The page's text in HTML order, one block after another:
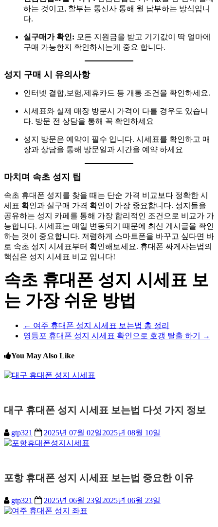
하는 것이고, 할부는 통신사 통해 월 납부하는 방식입니
다.
실구매가 확인: 모든 지원금을 받고 기기값이 딱 얼마에
구매 가능한지 확인하시는게 중요 합니다.
성지 구매 시 유의사항
인터넷 결합,보험,제휴카드 등 개통 조건을 확인하세요.
시세표와 실제 매장 방문시 가격이 다를 경우도 있습니
다. 방문 전 상담을 통해 꼭 확인하세요
성지 방문은 예약이 필수 입니다. 시세표를 확인하고 매
장과 상담을 통해 방문일과 시간을 예약 하세요
마치며 속초 성지 팁
속초 휴대폰 성지를 찾을 때는 단순 가격 비교보다 정확한 시
세표 확인과 실구매 가격 확인이 가장 중요합니다. 성지들을
공유하는 성지 카페를 통해 가장 합리적인 조건으로 비교가 가
능합니다. 시세표는 매일 변동되기 때문에 최신 게시글을 확인
하는 것이 중요합니다. 저렴하게 스마트폰을 바꾸고 싶다면 바
로 속초 성지 시세표부터 확인해보세요. 휴대폰 싸게사는법의
핵심은 성지 시세표 비교 입니다!
속초 휴대폰 성지 시세표 보
는 가장 쉬운 방법
← 여주 휴대폰 성지 시세표 보는법 총 정리
영등포 휴대폰 성지 시세표 확인으로 호갱 탈출 하기
→
You May Also Like
대구 휴대폰 성지 시세표 보는법 다섯 가지 정보
gtp321 2025년 07월 02일2025년 08월 10일
포항 휴대폰 성지 시세표 보는법 중요한 이유
gtp321 2025년 06월 23일2025년 06월 23일